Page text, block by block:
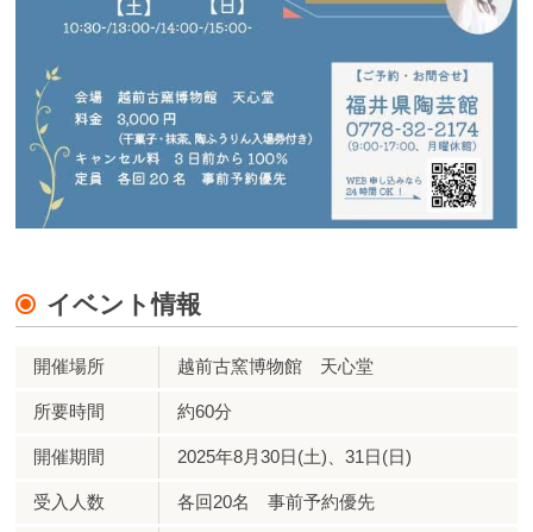
イベント情報
開催場所 越前古窯博物館 天心堂
所要時間 約60分
開催期間 2025年8月30日(土)、31日(日)
受入人数 各回20名 事前予約優先